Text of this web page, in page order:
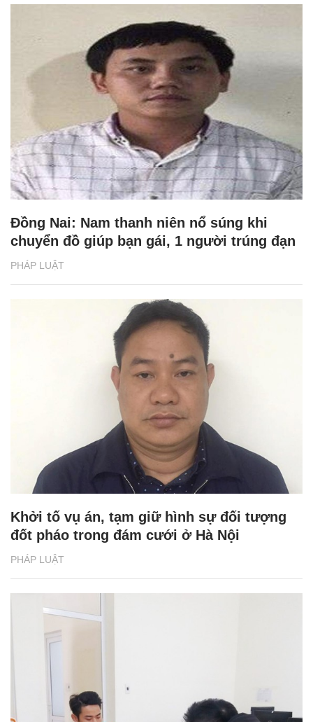
PHÁP LUẬT
Đồng Nai: Nam thanh niên nổ súng khi
chuyển đồ giúp bạn gái, 1 người trúng đạn
PHÁP LUẬT
Khởi tố vụ án, tạm giữ hình sự đối tượng
đốt pháo trong đám cưới ở Hà Nội